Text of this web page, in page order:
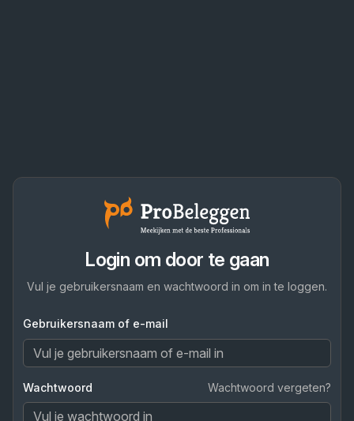
Login om door te gaan
Vul je gebruikersnaam en wachtwoord in om in te loggen.
Gebruikersnaam of e-mail
Wachtwoord Wachtwoord vergeten?